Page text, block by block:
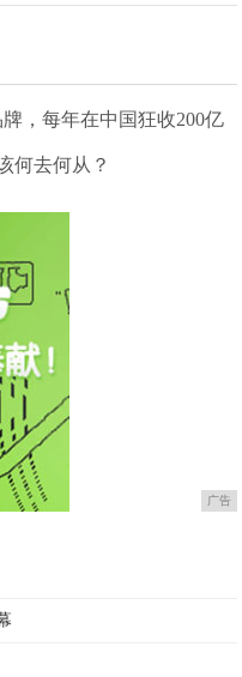
，每年在中国狂收200亿
何去何从？
广告